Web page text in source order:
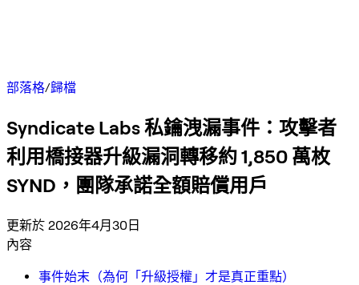
部落格/歸檔
Syndicate Labs 私鑰洩漏事件：攻擊者
利用橋接器升級漏洞轉移約 1,850 萬枚
SYND，團隊承諾全額賠償用戶
更新於 2026年4月30日
內容
事件始末（為何「升級授權」才是真正重點）